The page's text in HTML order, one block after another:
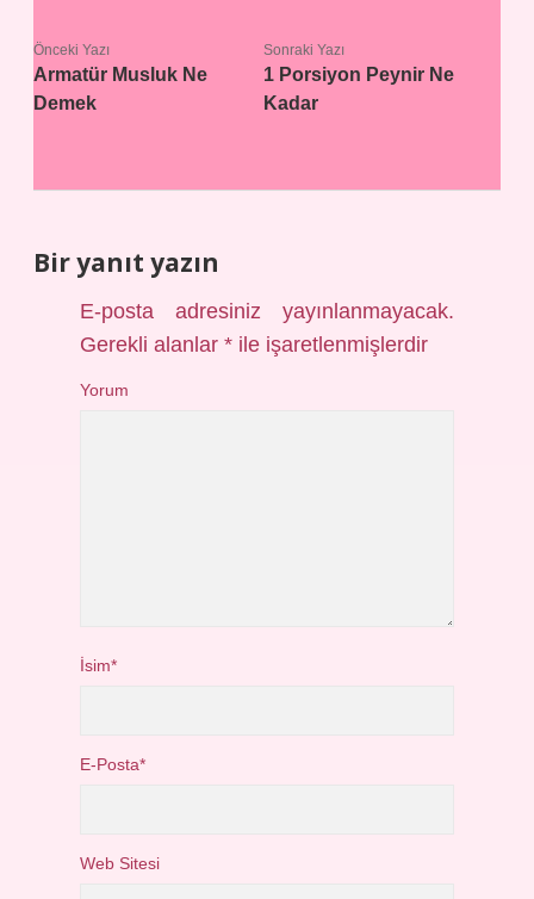
Önceki Yazı
Armatür Musluk Ne
Demek
Sonraki Yazı
1 Porsiyon Peynir Ne
Kadar
Bir yanıt yazın
E-posta adresiniz yayınlanmayacak.
Gerekli alanlar* ile işaretlenmişlerdir
Yorum
İsim*
E-Posta*
Web Sitesi